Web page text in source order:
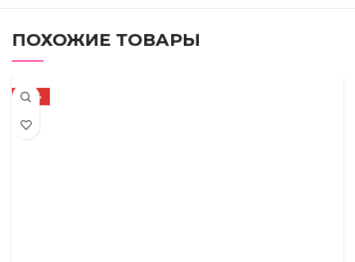
ПОХОЖИЕ ТОВАРЫ
-72%